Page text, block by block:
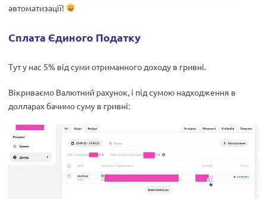
автоматизації!
Сплата Єдиного Податку
Тут у нас 5% від суми отриманного доходу в гривні.
Вікриваємо Валютний рахунок, і під сумою надходження в
долларах бачимо суму в гривні: